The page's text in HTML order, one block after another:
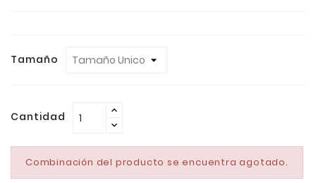
Tamaño
Cantidad
Combinación del producto se encuentra agotado.